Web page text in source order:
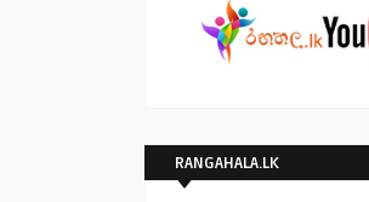
RANGAHALA.LK